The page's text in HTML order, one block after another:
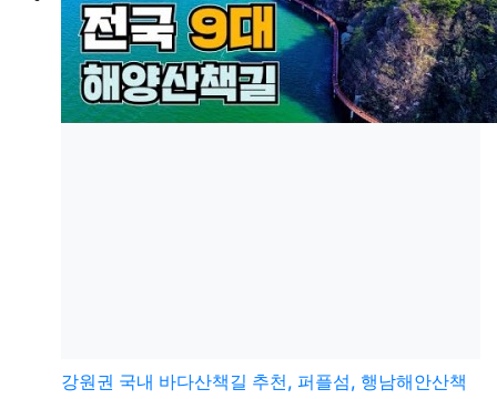
강원권 국내 바다산책길 추천, 퍼플섬, 행남해안산책